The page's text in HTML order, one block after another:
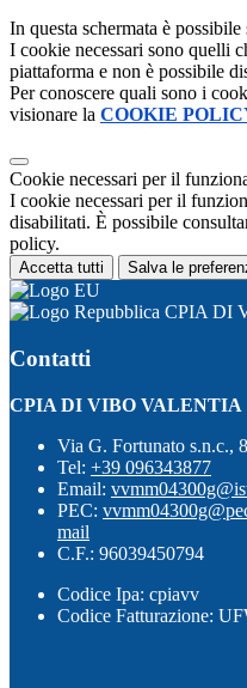
In questa schermata è
I cookie necessari sono quelli
piattaforma e non è possibile
Per conoscere quali sono i
visionare la COOKIE
Cookie necessari per il
I cookie necessari per il
disabilitati. È possibile
policy.
Accetta tutti Salva le
CPIA DI
Contatti
CPIA DI VIBO VALENTIA
Via G. Fortunato s.n.c.,
Tel: +39 096343877
Email:
PEC:
mail
C.F.: 96039450794
Codice Ipa: cpiavv
Codice Fatturazione: